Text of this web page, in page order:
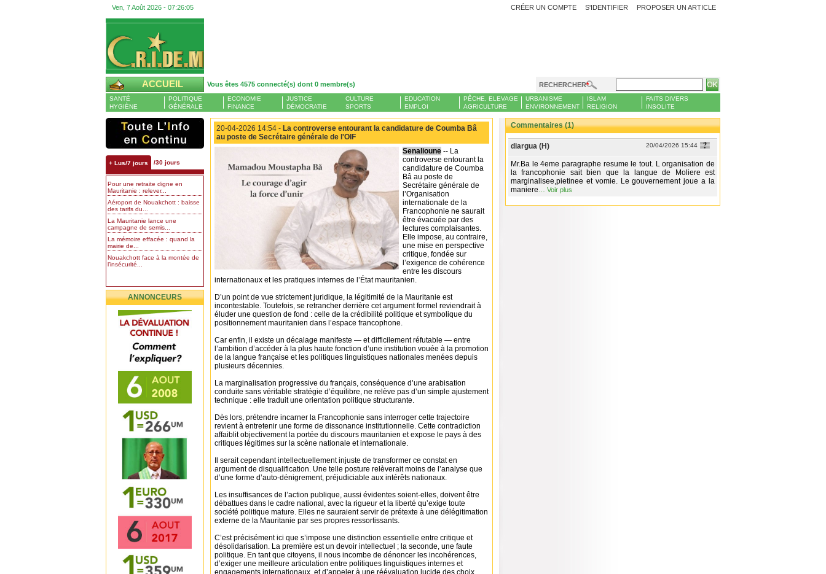
Ven, 7 Août 2026 - 07:26:05 PROPOSER UN ARTICLE
CRÉER UN COMPTE S'IDENTIFIER
ACCUEIL Vous êtes 4575 connecté(s) dont 0 membre(s) RECHERCHER
SANTÉ
HYGIÈNE
POLITIQUE
GÉNÉRALE
ECONOMIE
FINANCE
JUSTICE
DÉMOCRATIE
CULTURE
SPORTS
EDUCATION
EMPLOI
PÊCHE, ELEVAGE
AGRICULTURE
URBANISME
ENVIRONNEMENT
ISLAM
RELIGION
FAITS DIVERS
INSOLITE
+ Lus/7 jours /30 jours
Pour une retraite digne en
Mauritanie : relever...
Aéroport de Nouakchott : baisse
des tarifs du...
La Mauritanie lance une
campagne de semis...
La mémoire effacée : quand la
mairie de...
Nouakchott face à la montée de
l’insécurité...
ANNONCEURS
20-04-2026 14:54 - La controverse entourant la candidature de Coumba Bâ
au poste de Secrétaire générale de l'OIF
Senalioune -- La
controverse entourant la
candidature de Coumba
Bâ au poste de
Secrétaire générale de
l’Organisation
internationale de la
Francophonie ne saurait
être évacuée par des
lectures complaisantes.
Elle impose, au contraire,
une mise en perspective
critique, fondée sur
l’exigence de cohérence
entre les discours
internationaux et les pratiques internes de l’État mauritanien.
D’un point de vue strictement juridique, la légitimité de la Mauritanie est
incontestable. Toutefois, se retrancher derrière cet argument formel reviendrait à
éluder une question de fond : celle de la crédibilité politique et symbolique du
positionnement mauritanien dans l’espace francophone.
Car enfin, il existe un décalage manifeste — et difficilement réfutable — entre
l’ambition d’accéder à la plus haute fonction d’une institution vouée à la promotion
de la langue française et les politiques linguistiques nationales menées depuis
plusieurs décennies.
La marginalisation progressive du français, conséquence d’une arabisation
conduite sans véritable stratégie d’équilibre, ne relève pas d’un simple ajustement
technique : elle traduit une orientation politique structurante.
Dès lors, prétendre incarner la Francophonie sans interroger cette trajectoire
revient à entretenir une forme de dissonance institutionnelle. Cette contradiction
affaiblit objectivement la portée du discours mauritanien et expose le pays à des
critiques légitimes sur la scène nationale et internationale.
Il serait cependant intellectuellement injuste de transformer ce constat en
argument de disqualification. Une telle posture relèverait moins de l’analyse que
d’une forme d’auto-dénigrement, préjudiciable aux intérêts nationaux.
Les insuffisances de l’action publique, aussi évidentes soient-elles, doivent être
débattues dans le cadre national, avec la rigueur et la liberté qu’exige toute
société politique mature. Elles ne sauraient servir de prétexte à une délégitimation
externe de la Mauritanie par ses propres ressortissants.
C’est précisément ici que s’impose une distinction essentielle entre critique et
désolidarisation. La première est un devoir intellectuel ; la seconde, une faute
politique. En tant que citoyens, il nous incombe de dénoncer les incohérences,
d’exiger une meilleure articulation entre politiques linguistiques internes et
engagements internationaux, et d’appeler à une réévaluation lucide des choix
Commentaires (1)
diargua (H) 20/04/2026 15:44
Mr.Ba le 4eme paragraphe resume le tout. L organisation de
la francophonie sait bien que la langue de Moliere est
marginalisee,pietinee et vomie. Le gouvernement joue a la
maniere
Voir plus